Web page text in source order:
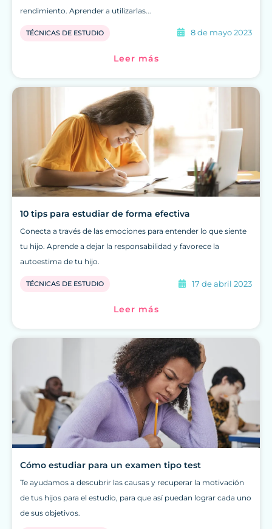
rendimiento. Aprender a utilizarlas...
TÉCNICAS DE ESTUDIO 8 de mayo 2023
Leer más
10 tips para estudiar de forma efectiva
Conecta a través de las emociones para entender lo que siente
tu hijo. Aprende a dejar la responsabilidad y favorece la
autoestima de tu hijo.
TÉCNICAS DE ESTUDIO 17 de abril 2023
Leer más
Cómo estudiar para un examen tipo test
Te ayudamos a descubrir las causas y recuperar la motivación
de tus hijos para el estudio, para que así puedan lograr cada uno
de sus objetivos.